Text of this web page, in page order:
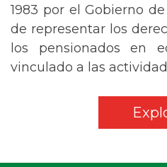
1983 por el Gobierno
de representar los
los pensionados en
vinculado a las